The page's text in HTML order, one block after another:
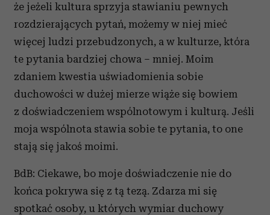
że jeżeli kultura sprzyja stawianiu pewnych
rozdzierających pytań, możemy w niej mieć
więcej ludzi przebudzonych, a w kulturze, która
te pytania bardziej chowa – mniej. Moim
zdaniem kwestia uświadomienia sobie
duchowości w dużej mierze wiąże się bowiem
z doświadczeniem wspólnotowym i kulturą. Jeśli
moja wspólnota stawia sobie te pytania, to one
stają się jakoś moimi.
BdB: Ciekawe, bo moje doświadczenie nie do
końca pokrywa się z tą tezą. Zdarza mi się
spotkać osoby, u których wymiar duchowy